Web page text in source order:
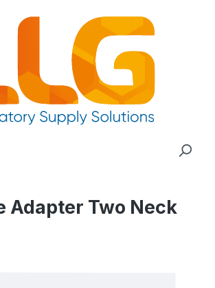
Adapter Two Neck